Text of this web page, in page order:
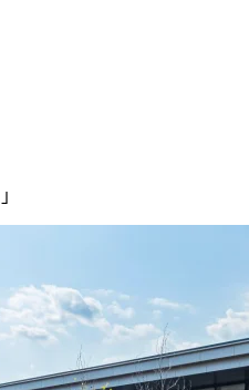
」